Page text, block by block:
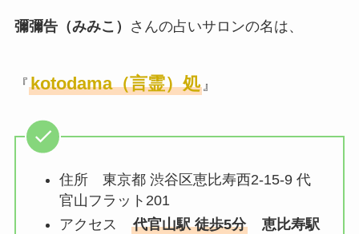
彌彌告（みみこ） さんの占いサロンの名は、
『kotodama（言霊）処』
住所 東京都 渋谷区恵比寿西2-15-9 代
官山フラット201
アクセス 代官山駅 徒歩5分
恵比寿駅